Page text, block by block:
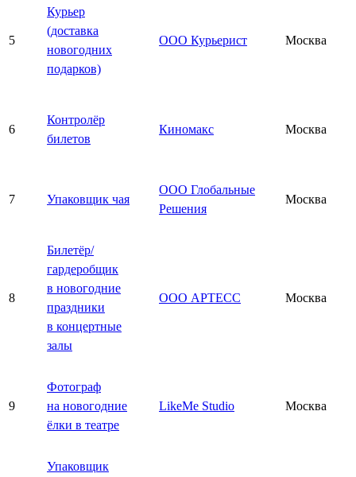
5
Курьер
(доставка
новогодних
подарков)
ООО Курьерист Москва
6
Контролёр
билетов
Киномакс Москва
7 Упаковщик чая
ООО Глобальные
Решения
Москва
8
Билетёр/
гардеробщик
в новогодние
праздники
в концертные
залы
ООО АРТЕСС Москва
9
Фотограф
на новогодние
ёлки в театре
LikeMe Studio Москва
Упаковщик